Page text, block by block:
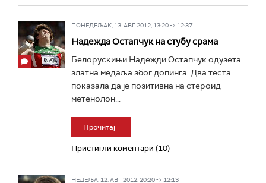
ПОНЕДЕЉАК, 13. АВГ 2012, 13:20 -> 12:37
Надежда Остапчук на стубу срама
Белорускињи Надежди Остапчук одузета
златна медаља због допинга. Два теста
показала да је позитивна на стероид
метенолон...
Прочитај
Пристигли коментари (10)
НЕДЕЉА, 12. АВГ 2012, 20:20 -> 12:13